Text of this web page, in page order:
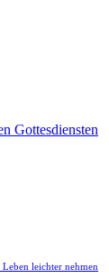
Gottesdiensten
Leben leichter nehmen